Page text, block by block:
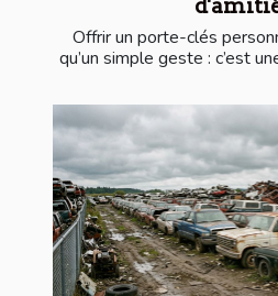
Offrir un porte-clés
qu’un simple geste : c’est